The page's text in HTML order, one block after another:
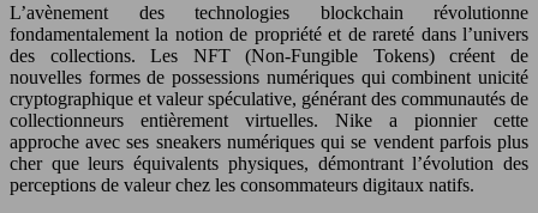
L’avènement des technologies blockchain révolutionne
fondamentalement la notion de propriété et de rareté dans l’univers
des collections. Les NFT (Non-Fungible Tokens) créent de
nouvelles formes de possessions numériques qui combinent unicité
cryptographique et valeur spéculative, générant des communautés de
collectionneurs entièrement virtuelles. Nike a pionnier cette
approche avec ses sneakers numériques qui se vendent parfois plus
cher que leurs équivalents physiques, démontrant l’évolution des
perceptions de valeur chez les consommateurs digitaux natifs.